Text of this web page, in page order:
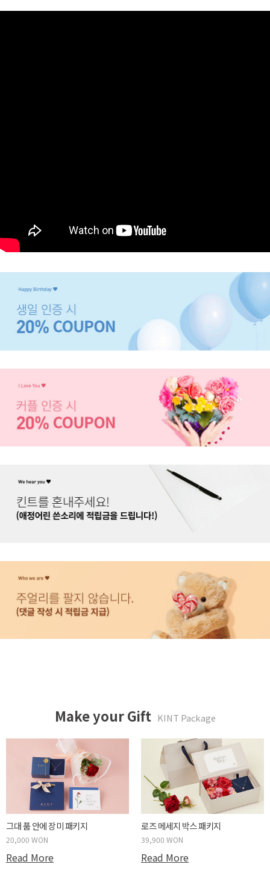
Make your Gift KINT Package
튤립같은 너에게 패키지
20,000 WON
Read More
카네이션 메세지 박스 패키지
39,900 WON
Read More